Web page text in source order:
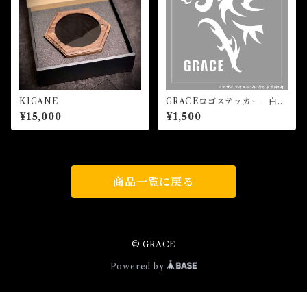
KIGANE
¥15,000
GRACEロゴステッカー 白
(大)
¥1,500
商品一覧に戻る
© GRACE
Powered by